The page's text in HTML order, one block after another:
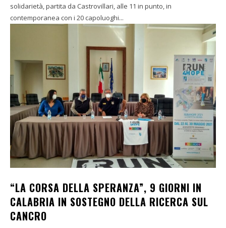
solidarietà, partita da Castrovillari, alle 11 in punto, in
contemporanea con i 20 capoluoghi...
“LA CORSA DELLA SPERANZA”, 9 GIORNI IN
CALABRIA IN SOSTEGNO DELLA RICERCA SUL
CANCRO